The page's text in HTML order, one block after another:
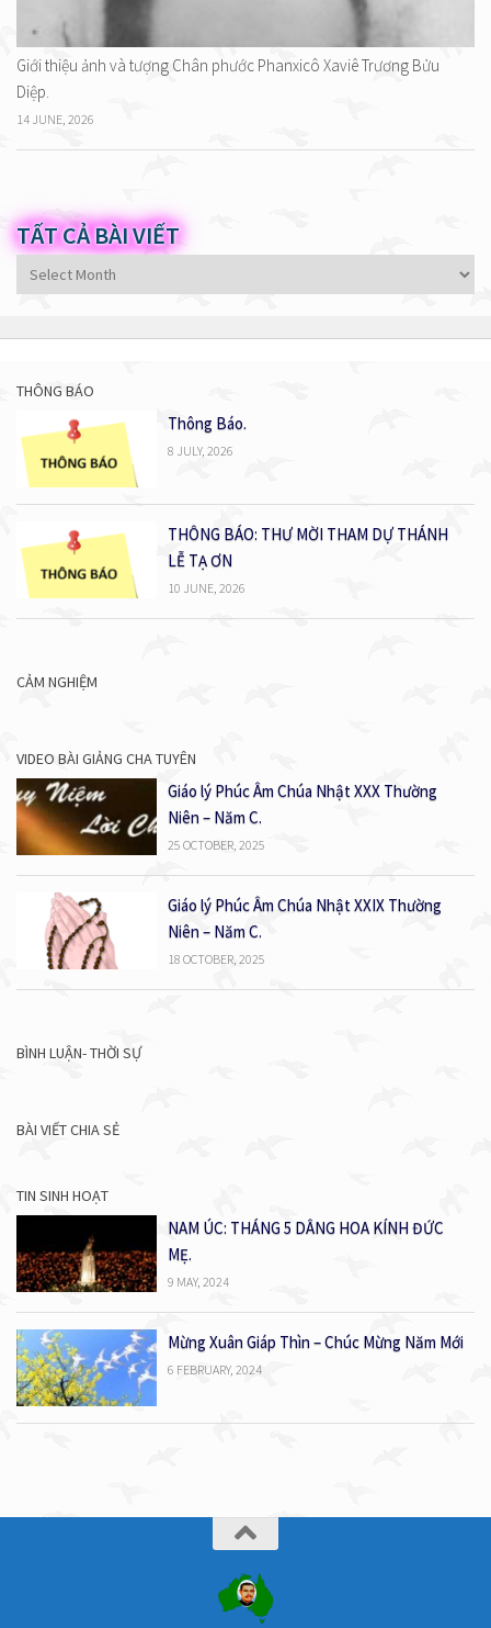
Giới thiệu ảnh và tượng Chân phước Phanxicô Xaviê Trương Bửu
Diệp.
14 JUNE, 2026
TẤT CẢ BÀI VIẾT
Tất
cả
viết
THÔNG BÁO
Thông Báo.
8 JULY, 2026
THÔNG BÁO: THƯ MỜI THAM DỰ THÁNH
LỄ TẠ ƠN
10 JUNE, 2026
CẢM NGHIỆM
VIDEO BÀI GIẢNG CHA TUYÊN
Giáo lý Phúc Âm Chúa Nhật XXX Thường
Niên – Năm C.
25 OCTOBER, 2025
Giáo lý Phúc Âm Chúa Nhật XXIX Thường
Niên – Năm C.
18 OCTOBER, 2025
BÌNH LUẬN- THỜI SỰ
BÀI VIẾT CHIA SẺ
TIN SINH HOẠT
NAM ÚC: THÁNG 5 DÂNG HOA KÍNH ĐỨC
MẸ.
9 MAY, 2024
Mừng Xuân Giáp Thìn – Chúc Mừng Năm Mới
6 FEBRUARY, 2024